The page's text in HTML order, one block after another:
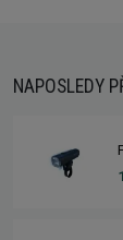
NAPOSLEDY